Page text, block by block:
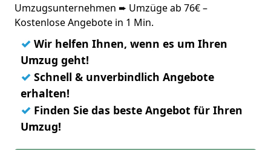
Umzugsunternehmen ➨ Umzüge ab 76€ –
Kostenlose Angebote in 1 Min.
✓ Wir helfen Ihnen, wenn es um Ihren
Umzug geht!
✓ Schnell & unverbindlich Angebote
erhalten!
✓ Finden Sie das beste Angebot für Ihren
Umzug!